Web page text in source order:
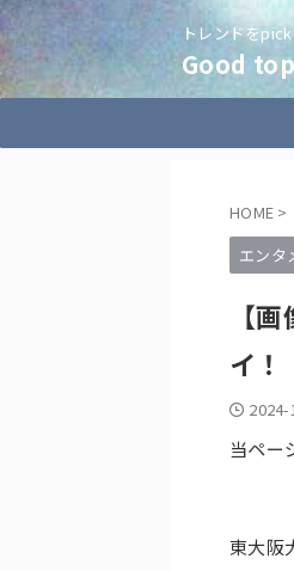
トレンドを
Good
HOME >
エンタ
【
イ！
当ペー
東大阪